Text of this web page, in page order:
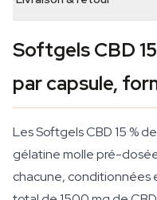
Softgels CBD
par capsule,
Les Softgels CBD 15 %
gélatine molle pré-
chacune, conditionnées